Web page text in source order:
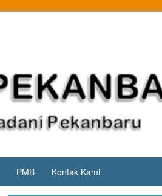
PMB Kontak Kami